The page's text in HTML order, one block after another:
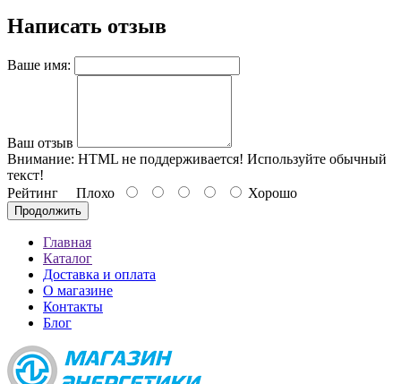
Написать отзыв
Ваше имя:
Ваш отзыв
Внимание: HTML не поддерживается! Используйте обычный
текст!
Рейтинг Плохо Хорошо
Продолжить
Главная
Каталог
Доставка и оплата
О магазине
Контакты
Блог